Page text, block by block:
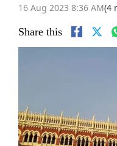
16 Aug 2023 8:36 AM(4
Share this